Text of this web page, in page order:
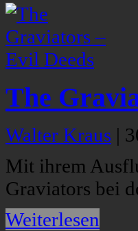
The
Walter Kraus |
Mit ihrem
Graviators bei
Weiterlesen